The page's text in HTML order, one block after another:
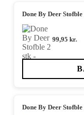
Done By Deer
99,95 kr.
Done By Deer